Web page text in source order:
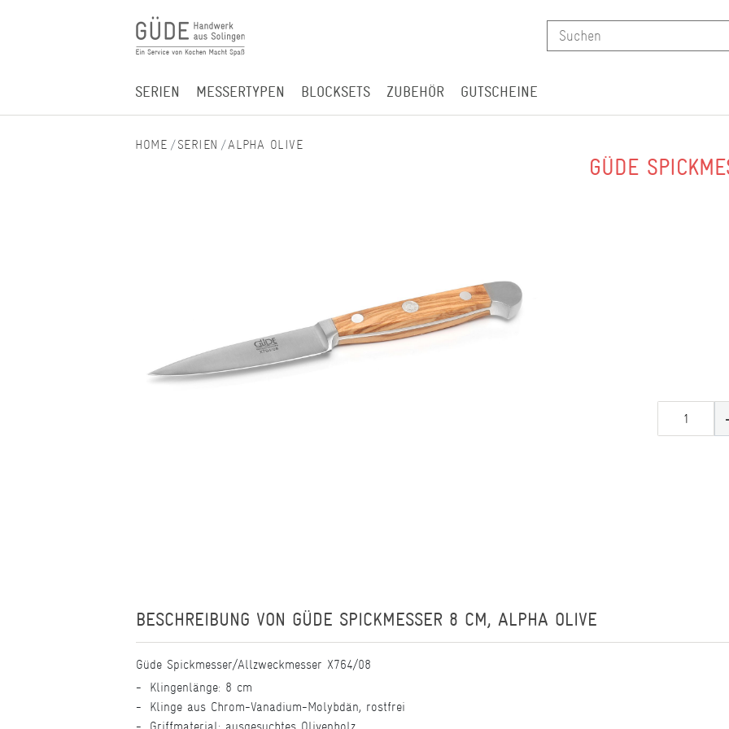
SERIEN MESSERTYPEN BLOCKSETS ZUBEHÖR GUTSCHEINE
SERIEN ALPHA OLIVE
GÜDE
BESCHREIBUNG VON GÜDE SPICKMESSER 8 CM, ALPHA OLIVE
Güde Spickmesser/Allzweckmesser X764/08
Klingenlänge: 8 cm
Klinge aus Chrom-Vanadium-Molybdän, rostfrei
Griffmaterial: ausgesuchtes Olivenholz